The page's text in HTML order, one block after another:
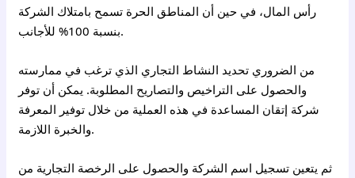
رأس المال، في حين أن المناطق الحرة تسمح بامتلاك الشركة
بنسبة 100% للأجانب.
من الضروري تحديد النشاط التجاري الذي ترغب في ممارسته
والحصول على التراخيص والتصاريح المطلوبة. يمكن أن توفر
شركة إتقان المساعدة في هذه العملية من خلال توفير المعرفة
والخبرة اللازمة.
ثم يتعين تسجيل اسم الشركة والحصول على الرخصة التجارية من